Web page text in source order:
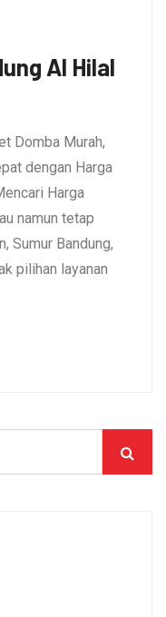
Al Hilal
Domba Murah,
dengan Harga
Harga
namun tetap
Sumur Bandung,
pilihan layanan